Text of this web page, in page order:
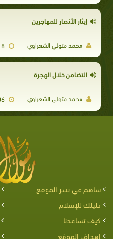
إيثار الأنصار للمهاجرين
محمد متولي الشعراوي 2009-01-18
التضامن خلال الهجرة
محمد متولي الشعراوي 2009-01-06
ساهم في نشر الموقع
دليلك للإسلام
كيف تساعدنا
اهداف الموقع